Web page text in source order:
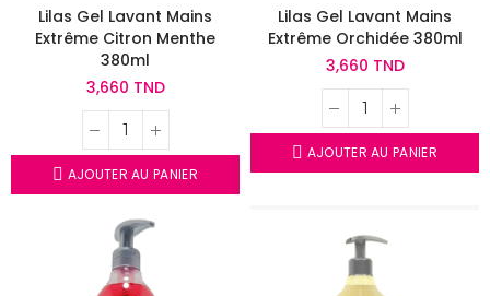
Lilas Gel Lavant Mains
Extrême Citron Menthe
380ml
3,660 TND
AJOUTER AU PANIER
Lilas Gel Lavant Mains
Extrême Orchidée 380ml
3,660 TND
AJOUTER AU PANIER